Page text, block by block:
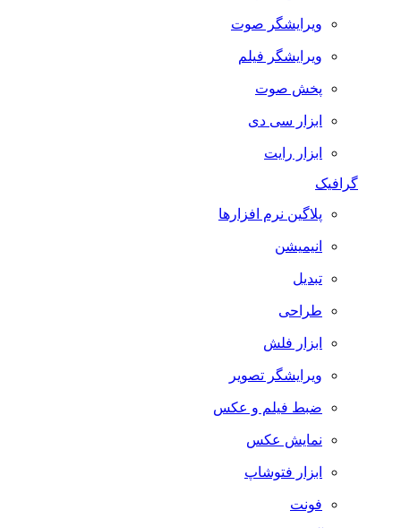
ویرایشگر صوت
ویرایشگر فیلم
پخش صوت
ابزار سی دی
ابزار رایت
گرافیک
پلاگین نرم افزارها
انیمیشن
تبدیل
طراحی
ابزار فلش
ویرایشگر تصویر
ضبط فيلم و عكس
نمایش عکس
ابزار فتوشاپ
فونت